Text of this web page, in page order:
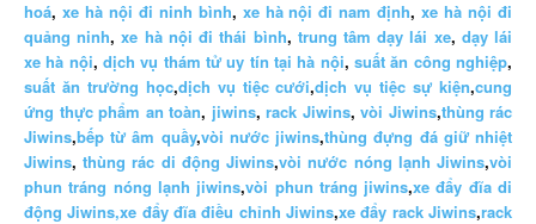
hoá, xe hà nội đi ninh bình, xe hà nội đi nam định,xe hà nội đi
quảng ninh,xe hà nội đi thái bình, trung tâm dạy lái xe, dạy lái
xe hà nội,dịch vụ thám tử uy tín tại hà nội,suất ăn công nghiệp,
suất ăn trường học,dịch vụ tiệc cưới,dịch vụ tiệc sự kiện,cung
ứng thực phẩm an toàn, jiwins, rack Jiwins, vòi Jiwins,thùng rác
Jiwins,bếp từ âm quầy,vòi nước jiwins,thùng đựng đá giữ nhiệt
Jiwins,thùng rác di động Jiwins,vòi nước nóng lạnh Jiwins,vòi
phun tráng nóng lạnh jiwins,vòi phun tráng jiwins,xe đẩy đĩa di
động Jiwins,xe đẩy đĩa điều chỉnh Jiwins,xe đẩy rack Jiwins,rack